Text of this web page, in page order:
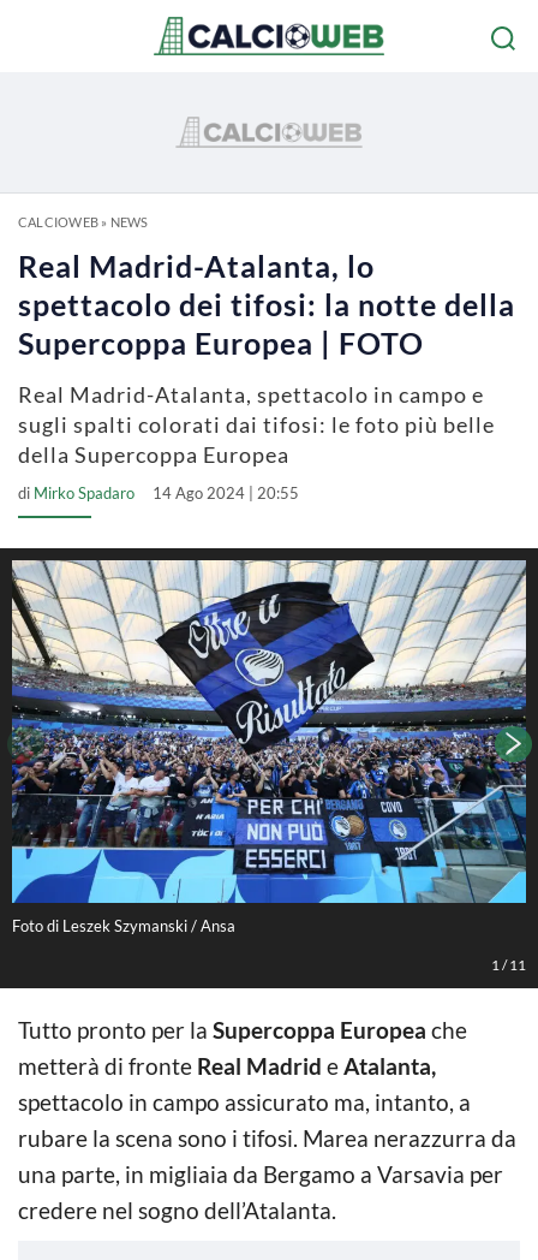
CALCIOWEB» NEWS
Real Madrid-Atalanta, lo
spettacolo dei tifosi: la notte della
Supercoppa Europea | FOTO
Real Madrid-Atalanta, spettacolo in campo e
sugli spalti colorati dai tifosi: le foto più belle
della Supercoppa Europea
di Mirko Spadaro 14 Ago 2024 | 20:55
Foto di Leszek Szymanski / Ansa
1 /11
Tutto pronto per la Supercoppa Europea che
metterà di fronte Real Madrid eAtalanta,
spettacolo in campo assicurato ma, intanto, a
rubare la scena sono i tifosi. Marea nerazzurra da
una parte, in migliaia da Bergamo a Varsavia per
credere nel sogno dell’Atalanta.